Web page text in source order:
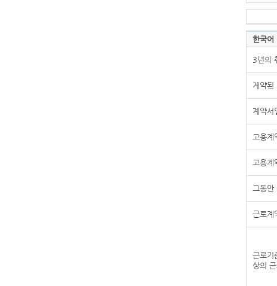
한국어
3년의
계약된
계약서
고용계
고용계
그동안
근로계
근로기
상의